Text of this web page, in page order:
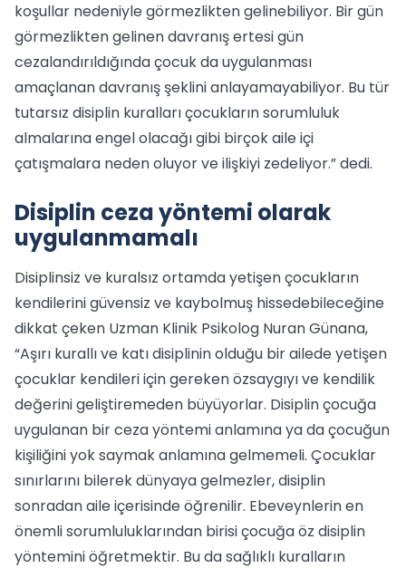
koşullar nedeniyle görmezlikten gelinebiliyor. Bir gün
görmezlikten gelinen davranış ertesi gün
cezalandırıldığında çocuk da uygulanması
amaçlanan davranış şeklini anlayamayabiliyor. Bu tür
tutarsız disiplin kuralları çocukların sorumluluk
almalarına engel olacağı gibi birçok aile içi
çatışmalara neden oluyor ve ilişkiyi zedeliyor.” dedi.
Disiplin ceza yöntemi olarak
uygulanmamalı
Disiplinsiz ve kuralsız ortamda yetişen çocukların
kendilerini güvensiz ve kaybolmuş hissedebileceğine
dikkat çeken Uzman Klinik Psikolog Nuran Günana,
“Aşırı kurallı ve katı disiplinin olduğu bir ailede yetişen
çocuklar kendileri için gereken özsaygıyı ve kendilik
değerini geliştiremeden büyüyorlar. Disiplin çocuğa
uygulanan bir ceza yöntemi anlamına ya da çocuğun
kişiliğini yok saymak anlamına gelmemeli. Çocuklar
sınırlarını bilerek dünyaya gelmezler, disiplin
sonradan aile içerisinde öğrenilir. Ebeveynlerin en
önemli sorumluluklarından birisi çocuğa öz disiplin
yöntemini öğretmektir. Bu da sağlıklı kuralların